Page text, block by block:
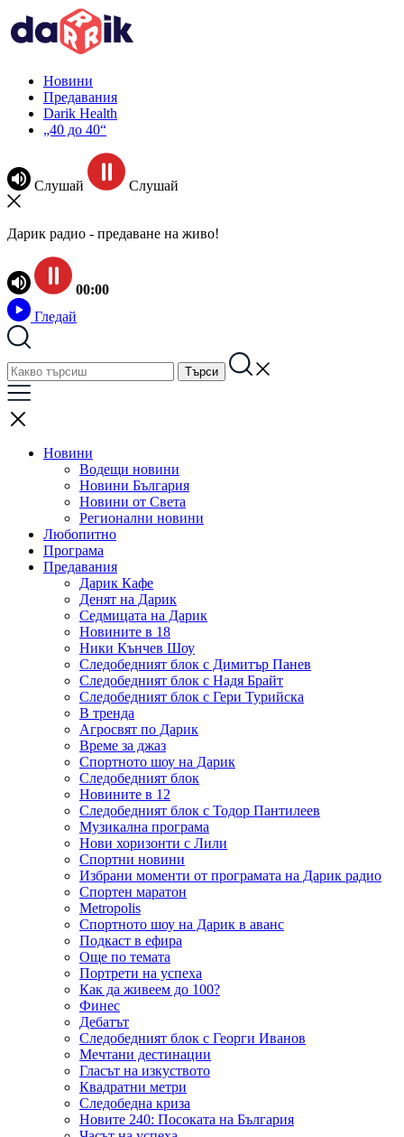
Новини
Предавания
Darik Health
„40 до 40“
Слушай Слушай
Дарик радио - предаване на живо!
00:00
Гледай
Новини
Водещи новини
Новини България
Новини от Света
Регионални новини
Любопитно
Програма
Предавания
Дарик Кафе
Денят на Дарик
Седмицата на Дарик
Новините в 18
Ники Кънчев Шоу
Следобедният блок с Димитър Панев
Следобедният блок с Надя Брайт
Следобедният блок с Гери Турийска
В тренда
Агросвят по Дарик
Време за джаз
Спортното шоу на Дарик
Следобедният блок
Новините в 12
Следобедният блок с Тодор Пантилеев
Музикална програма
Нови хоризонти с Лили
Спортни новини
Избрани моменти от програмата на Дарик радио
Спортен маратон
Metropolis
Спортното шоу на Дарик в аванс
Подкаст в ефира
Още по темата
Портрети на успеха
Как да живеем до 100?
Финес
Дебатът
Следобедният блок с Георги Иванов
Мечтани дестинации
Гласът на изкуството
Квадратни метри
Следобедна криза
Новите 240: Посоката на България